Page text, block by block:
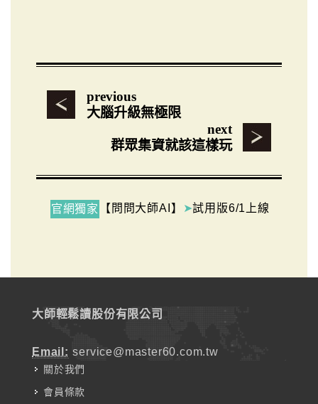
previous
大腦升級無極限
next
群眾集資就該這樣玩
官網獨家 【問問大師AI】 ➤試用版6/1上線
大師輕鬆讀股份有限公司
Email: service@master60.com.tw
關於我們
會員條款